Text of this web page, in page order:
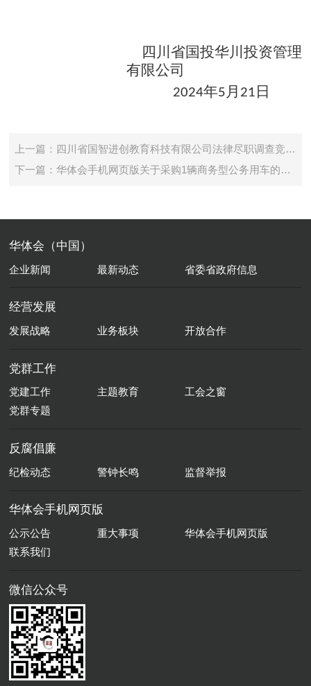
四川省国投华川投资管理
有限公司
2024年5月 21 日
上一篇：四川省国智进创教育科技有限公司法律尽职调查竞争性谈判公告
下一篇：华体会手机网页版关于采购1辆商务型公务用车的比选公告
华体会（中国）
企业新闻 最新动态 省委省政府信息
经营发展
发展战略 业务板块 开放合作
党群工作
党建工作 主题教育
工会之窗
党群专题
反腐倡廉
纪检动态 警钟长鸣 监督举报
华体会手机网页版
公示公告 重大事项
华体会手机网页版
联系我们
微信公众号